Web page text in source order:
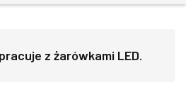
z żarówkami LED.